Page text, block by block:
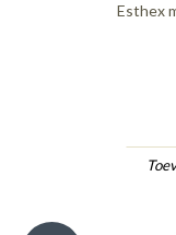
Esthex